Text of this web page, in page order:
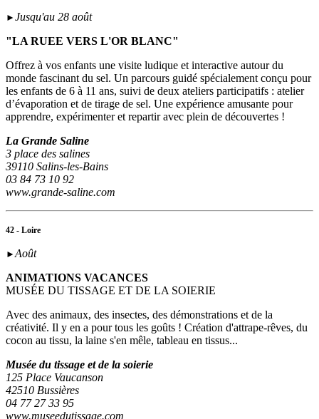
► Jusqu'au 28 août
"LA RUEE VERS L'OR BLANC"
Offrez à vos enfants une visite ludique et interactive autour du
monde fascinant du sel. Un parcours guidé spécialement conçu pour
les enfants de 6 à 11 ans, suivi de deux ateliers participatifs : atelier
d’évaporation et de tirage de sel. Une expérience amusante pour
apprendre, expérimenter et repartir avec plein de découvertes !
La Grande Saline
3 place des salines
39110 Salins-les-Bains
03 84 73 10 92
www.grande-saline.com
42 - Loire
►Août
ANIMATIONS VACANCES
MUSÉE DU TISSAGE ET DE LA SOIERIE
Avec des animaux, des insectes, des démonstrations et de la
créativité. Il y en a pour tous les goûts ! Création d'attrape-rêves, du
cocon au tissu, la laine s'en mêle, tableau en tissus...
Musée du tissage et de la soierie
125 Place Vaucanson
42510 Bussières
04 77 27 33 95
www.museedutissage.com